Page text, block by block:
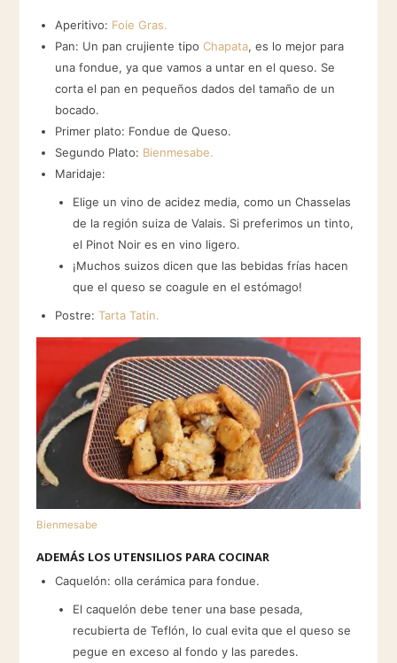
Aperitivo: Foie Gras.
Pan: Un pan crujiente tipo Chapata, es lo mejor para
una fondue, ya que vamos a untar en el queso. Se
corta el pan en pequeños dados del tamaño de un
bocado.
Primer plato: Fondue de Queso.
Segundo Plato: Bienmesabe.
Maridaje:
Elige un vino de acidez media, como un Chasselas
de la región suiza de Valais. Si preferimos un tinto,
el Pinot Noir es en vino ligero.
¡Muchos suizos dicen que las bebidas frías hacen
que el queso se coagule en el estómago!
Postre: Tarta Tatin.
Bienmesabe
ADEMÁS LOS UTENSILIOS PARA COCINAR
Caquelón: olla cerámica para fondue.
El caquelón debe tener una base pesada,
recubierta de Teflón, lo cual evita que el queso se
pegue en exceso al fondo y las paredes.